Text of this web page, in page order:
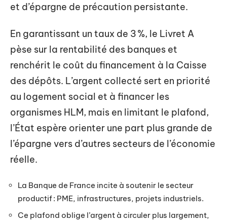
et d’épargne de précaution persistante.
En garantissant un taux de 3 %, le Livret A
pèse sur la rentabilité des banques et
renchérit le coût du financement à la Caisse
des dépôts. L’argent collecté sert en priorité
au logement social et à financer les
organismes HLM, mais en limitant le plafond,
l’État espère orienter une part plus grande de
l’épargne vers d’autres secteurs de l’économie
réelle.
La Banque de France incite à soutenir le secteur
productif : PME, infrastructures, projets industriels.
Ce plafond oblige l’argent à circuler plus largement,